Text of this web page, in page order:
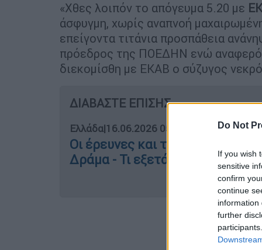
Do Not
If you wish
sensitive
confirm
continue
information
further
«Χθες λοιπόν το απόγευμα 5.20 με
άσφυγμη, χωρίς αναπνοή
επείγοντα τιτάνια προσπάθεια
πρόεδρος της ΠΟΕΔΗΝ ενώ
διεκομίσθη με ΕΚΑΒ ο σύζυγος
ΔΙΑΒΑΣΤΕ ΕΠΙΣΗΣ
Ελλάδα|16.06.2026 05:55
Οι έρευνες και τα αναπάντητα
Δράμα - Τι εξετάζουν οι Αρχές